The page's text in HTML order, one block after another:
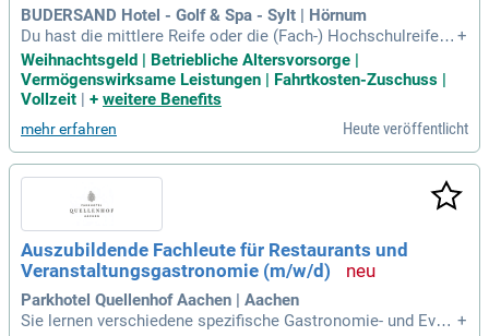
BUDERSAND Hotel - Golf & Spa - Sylt | Hörnum
Du hast die mittlere Reife oder die (Fach-) Hochschulreife in
der Tasche. Vielleicht hast du durch ein Praktikum oder eine
n Nebenjob bereits erste Einblicke in die Hotellerie oder Ga
stronomie gewonnen – umso besser!
+
Weihnachtsgeld | Betriebliche Altersvorsorge |
Vermögenswirksame Leistungen | Fahrtkosten-Zuschuss |
Vollzeit
+ weitere Benefits
mehr erfahren Heute veröffentlicht
Auszubildende Fachleute für Restaurants und
Veranstaltungsgastronomie (m/w/d)
Parkhotel Quellenhof Aachen | Aachen
Sie lernen verschiedene spezifische Gastronomie- und Even +